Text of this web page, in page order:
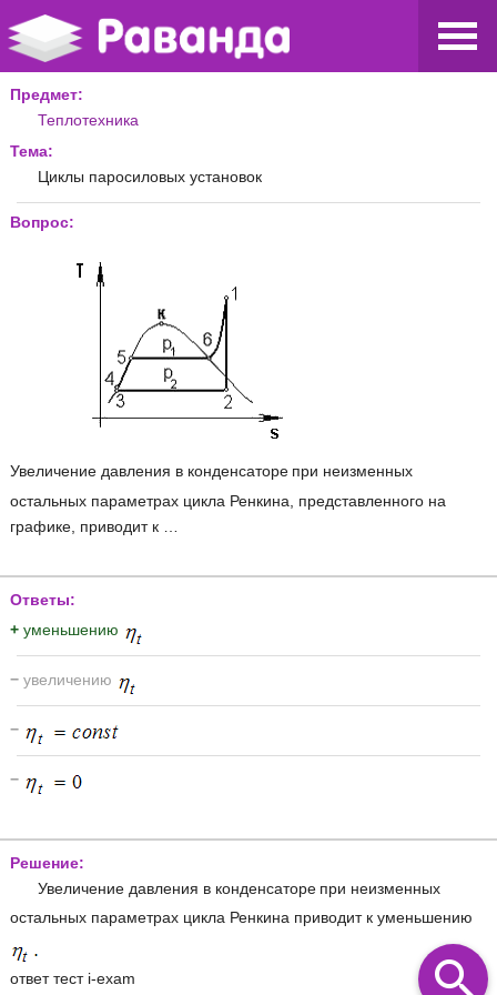
Предмет:
Теплотехника
Тема:
Циклы паросиловых установок
Вопрос:
Увеличение давления в конденсаторе при неизменных
остальных параметрах цикла Ренкина, представленного на
графике, приводит к …
Ответы:
+ уменьшению
− увеличению
−
−
Решение:
Увеличение давления в конденсаторе при неизменных
остальных параметрах цикла Ренкина приводит к уменьшению
ответ тест i-exam